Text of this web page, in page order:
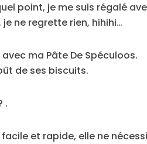
point, je me suis régalé
je ne regrette rien, hihihi…
ma Pâte De Spéculoos.
de ses biscuits.
.
et rapide, elle ne